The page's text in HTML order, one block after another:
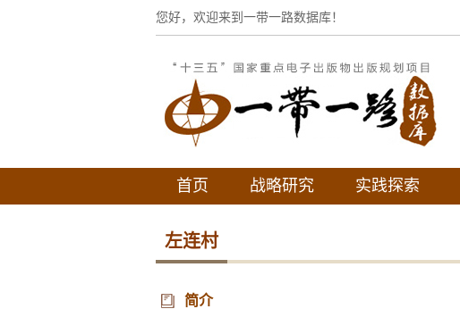
您好，欢迎来到一带一路数据库！
首页 战略研究 实践探索
左连村
简介